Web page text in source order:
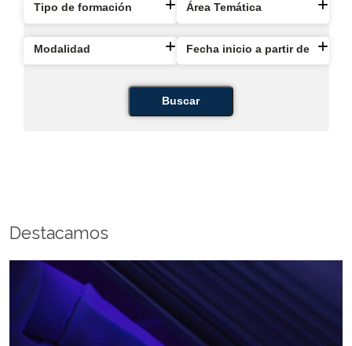
Tipo de formación Área Temática
Modalidad Fecha inicio a partir de
Buscar
Destacamos